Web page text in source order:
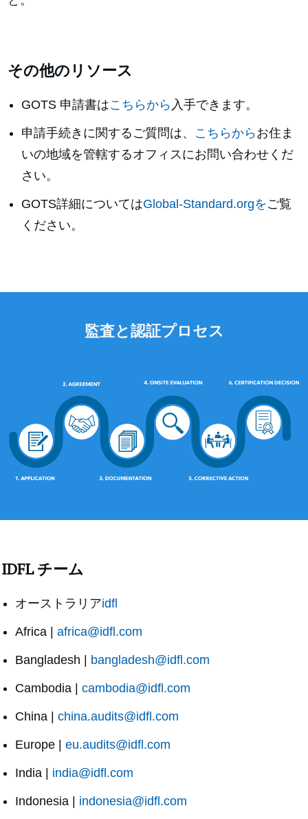
その他のリソース
GOTS 申請書はこちらから 入手できます。
申請手続きに関するご質問は、 こちらからお住ま
いの地域を管轄するオフィスにお問い合わせくだ
さい。
GOTS詳細についてはGlobal-Standard.orgを ご覧
ください。
監査と認証プロセス
IDFL チーム
オーストラリアidfl
Africa | africa@idfl.com
Bangladesh | bangladesh@idfl.com
Cambodia | cambodia@idfl.com
China | china.audits@idfl.com
Europe | eu.audits@idfl.com
India | india@idfl.com
Indonesia | indonesia@idfl.com